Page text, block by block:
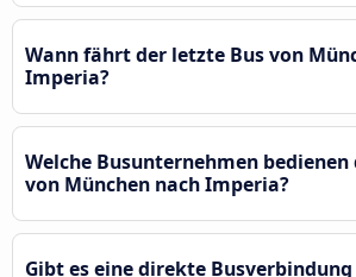
Wann fährt der letzte Bus von
Imperia?
Welche Busunternehmen bedienen
von München nach Imperia?
Gibt es eine direkte